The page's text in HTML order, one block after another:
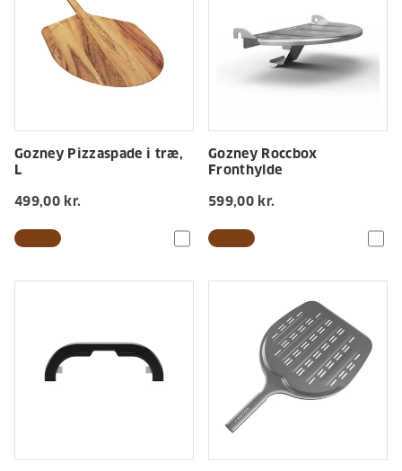
Gozney Pizzaspade i træ,
L
499,00 kr.
Gozney Roccbox
Fronthylde
599,00 kr.